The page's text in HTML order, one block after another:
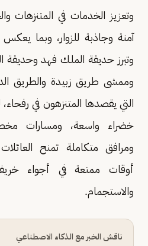
وتعزيز الخدمات في المتنزهات
آمنة وجاذبة للزوار، وبما
وتبرز حديقة الملك فهد وحديقة
وممشى طريق زبيدة والطريق
التي يقصدها المتنزهون في
خضراء واسعة، ومسارات
ومرافق متكاملة تمنح
أوقات ممتعة في أجواء
والاستجمام.
ناقش الخبر مع الذكاء الاصطناعي